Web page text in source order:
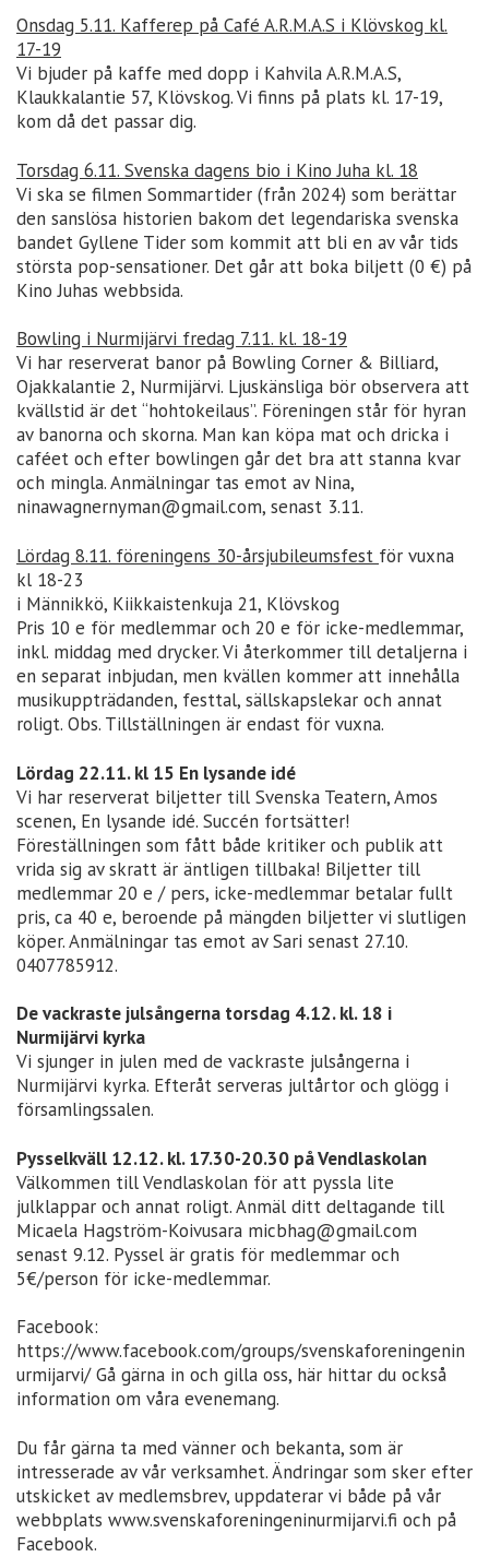
Onsdag 5.11. Kafferep på Café A.R.M.A.S i Klövskog kl.
17-19
Vi bjuder på kaffe med dopp i Kahvila A.R.M.A.S,
Klaukkalantie 57, Klövskog. Vi finns på plats kl. 17-19,
kom då det passar dig.
Torsdag 6.11. Svenska dagens bio i Kino Juha kl. 18
Vi ska se filmen Sommartider (från 2024) som berättar
den sanslösa historien bakom det legendariska svenska
bandet Gyllene Tider som kommit att bli en av vår tids
största pop-sensationer. Det går att boka biljett (0 €) på
Kino Juhas webbsida.
Bowling i Nurmijärvi fredag 7.11. kl. 18-19
Vi har reserverat banor på Bowling Corner & Billiard,
Ojakkalantie 2, Nurmijärvi. Ljuskänsliga bör observera att
kvällstid är det “hohtokeilaus”. Föreningen står för hyran
av banorna och skorna. Man kan köpa mat och dricka i
caféet och efter bowlingen går det bra att stanna kvar
och mingla. Anmälningar tas emot av Nina,
ninawagnernyman@gmail.com, senast 3.11.
Lördag 8.11. föreningens 30-årsjubileumsfest för vuxna
kl 18-23
i Männikkö, Kiikkaistenkuja 21, Klövskog
Pris 10 e för medlemmar och 20 e för icke-medlemmar,
inkl. middag med drycker. Vi återkommer till detaljerna i
en separat inbjudan, men kvällen kommer att innehålla
musikuppträdanden, festtal, sällskapslekar och annat
roligt. Obs. Tillställningen är endast för vuxna.
Lördag 22.11. kl 15 En lysande idé
Vi har reserverat biljetter till Svenska Teatern, Amos
scenen, En lysande idé. Succén fortsätter!
Föreställningen som fått både kritiker och publik att
vrida sig av skratt är äntligen tillbaka! Biljetter till
medlemmar 20 e / pers, icke-medlemmar betalar fullt
pris, ca 40 e, beroende på mängden biljetter vi slutligen
köper. Anmälningar tas emot av Sari senast 27.10.
0407785912.
De vackraste julsångerna torsdag 4.12. kl. 18 i
Nurmijärvi kyrka
Vi sjunger in julen med de vackraste julsångerna i
Nurmijärvi kyrka. Efteråt serveras jultårtor och glögg i
församlingssalen.
Pysselkväll 12.12. kl. 17.30-20.30 på Vendlaskolan
Välkommen till Vendlaskolan för att pyssla lite
julklappar och annat roligt. Anmäl ditt deltagande till
Micaela Hagström-Koivusara micbhag@gmail.com
senast 9.12. Pyssel är gratis för medlemmar och
5€/person för icke-medlemmar.
Facebook:
https://www.facebook.com/groups/svenskaforeningenin
urmijarvi/ Gå gärna in och gilla oss, här hittar du också
information om våra evenemang.
Du får gärna ta med vänner och bekanta, som är
intresserade av vår verksamhet. Ändringar som sker efter
utskicket av medlemsbrev, uppdaterar vi både på vår
webbplats www.svenskaforeningeninurmijarvi.fi och på
Facebook.